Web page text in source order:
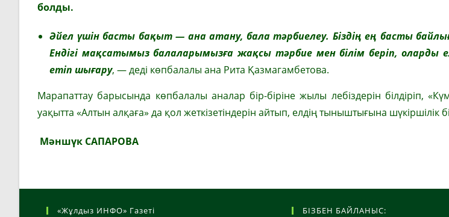
болды.
Әйел үшін басты бақыт — ана атану, бала тәрбиелеу. Біздің ең басты
Ендігі мақсатымыз балаларымызға жақсы тәрбие мен білім беріп, оларды
етіп шығару, — деді көпбалалы ана Рита Қазмагамбетова.
Марапаттау барысында көпбалалы аналар бір-біріне жылы лебіздерін білдіріп,
уақытта «Алтын алқаға» да қол жеткізетіндерін айтып, елдің тыныштығына шүкіршілік
Мәншүк САПАРОВА
«Жұлдыз ИНФО» Газеті БІЗБЕН БАЙЛАНЫС: